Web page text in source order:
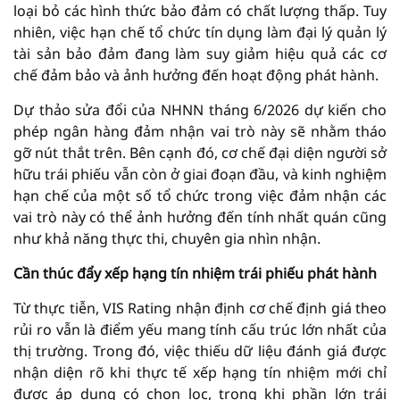
loại bỏ các hình thức bảo đảm có chất lượng thấp. Tuy
nhiên, việc hạn chế tổ chức tín dụng làm đại lý quản lý
tài sản bảo đảm đang làm suy giảm hiệu quả các cơ
chế đảm bảo và ảnh hưởng đến hoạt động phát hành.
Dự thảo sửa đổi của NHNN tháng 6/2026 dự kiến cho
phép ngân hàng đảm nhận vai trò này sẽ nhằm tháo
gỡ nút thắt trên. Bên cạnh đó, cơ chế đại diện người sở
hữu trái phiếu vẫn còn ở giai đoạn đầu, và kinh nghiệm
hạn chế của một số tổ chức trong việc đảm nhận các
vai trò này có thể ảnh hưởng đến tính nhất quán cũng
như khả năng thực thi, chuyên gia nhìn nhận.
Cần thúc đẩy xếp hạng tín nhiệm trái phiếu phát hành
Từ thực tiễn, VIS Rating nhận định cơ chế định giá theo
rủi ro vẫn là điểm yếu mang tính cấu trúc lớn nhất của
thị trường. Trong đó, việc thiếu dữ liệu đánh giá được
nhận diện rõ khi thực tế xếp hạng tín nhiệm mới chỉ
được áp dụng có chọn lọc, trong khi phần lớn trái